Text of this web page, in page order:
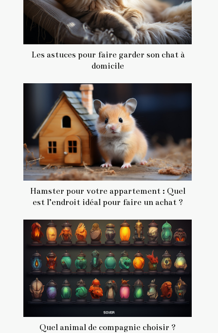
Les astuces pour faire garder son chat à
domicile
Hamster pour votre appartement : Quel
est l’endroit idéal pour faire un achat ?
Quel animal de compagnie choisir ?